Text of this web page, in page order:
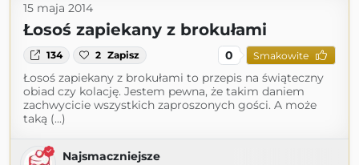
15 maja 2014
Łosoś zapiekany z brokułami
134 2 Zapisz 0 Smakowite
Łosoś zapiekany z brokułami to przepis na świąteczny
obiad czy kolację. Jestem pewna, że takim daniem
zachwycicie wszystkich zaproszonych gości. A może
taką (...)
Najsmaczniejsze